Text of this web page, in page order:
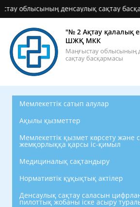
сақтау басқармасы
"№ 2 Ақтау қалалық
ШЖҚ МКК
Маңғыстау облысының
сақтау басқармасы
Мемлекеттік сатып алулар
Ақылы қызметтер
Мемлекеттік қызмет көрсету және
жемқорлыққа қарсы іс-қимыл
Медициналық сақтандыру
Нормативтік құқықтық актілер
Денсаулық сақтау саласын
пилоттық жобаны іске асыру